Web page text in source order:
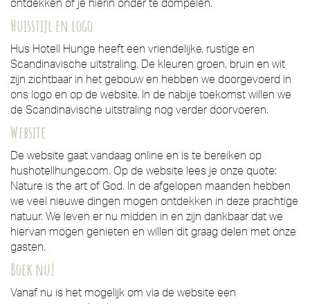
Huisstijl en logo
Hus Hotell Hunge heeft een vriendelijke, rustige en
Scandinavische uitstraling. De kleuren groen, bruin en wit
zijn zichtbaar in het gebouw en hebben we doorgevoerd in
ons logo en op de website. In de nabije toekomst willen we
de Scandinavische uitstraling nog verder doorvoeren.
Website
De website gaat vandaag online en is te bereiken op
hushotellhunge.com. Op de website lees je onze quote:
Nature is the art of God. In de afgelopen maanden hebben
we veel nieuwe dingen mogen ontdekken in deze prachtige
natuur. We leven er nu midden in en zijn dankbaar dat we
hiervan mogen genieten en willen dit graag delen met onze
gasten.
Boek nu!
Vanaf nu is het mogelijk om via de website een